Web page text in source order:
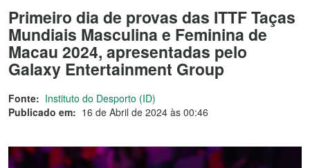
Primeiro dia de provas das ITTF Taças
Mundiais Masculina e Feminina de
Macau 2024, apresentadas pelo
Galaxy Entertainment Group
Fonte: Instituto do Desporto (ID)
Publicado em: 16 de Abril de 2024 às 00:46